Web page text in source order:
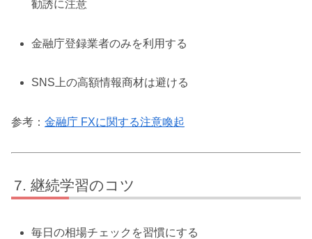
勧誘に注意
金融庁登録業者のみを利用する
SNS上の高額情報商材は避ける
参考： 金融庁 FXに関する注意喚起
継続学習のコツ
毎日の相場チェックを習慣にする